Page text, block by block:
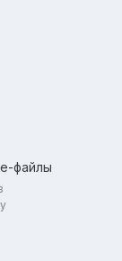
файлы